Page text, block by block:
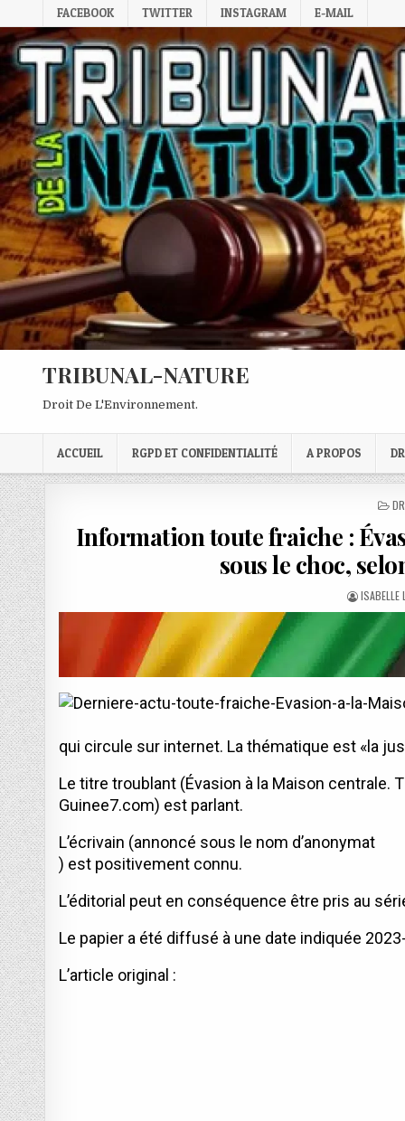
to
content
FACEBOOK TWITTER INSTAGRAM E-MAIL
TRIBUNAL-NATURE
Droit De L'Environnement.
ACCUEIL RGPD ET CONFIDENTIALITÉ A PROPOS
Information toute fraiche :
sous le choc,
AUTHOR:
ISABELLE
qui circule sur internet. La thématique est «la
Le titre troublant (Évasion à la Maison
Guinee7.com) est parlant.
L’écrivain (annoncé sous le nom d’anonymat
) est positivement connu.
L’éditorial peut en conséquence être pris au
Le papier a été diffusé à une date indiquée
L’article original :